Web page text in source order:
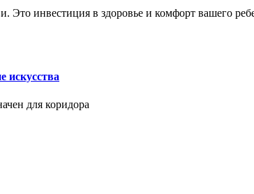
Это инвестиция в здоровье и комфорт вашего
искусства
для коридора